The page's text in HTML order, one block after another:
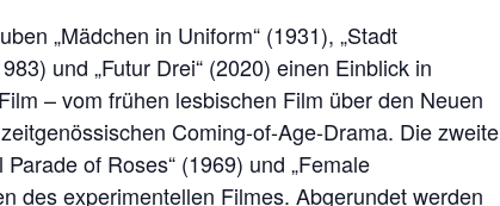
„Mädchen in Uniform“ (1931), „Stadt
und „Futur Drei“ (2020) einen Einblick in
– vom frühen lesbischen Film über den Neuen
Coming-of-Age-Drama. Die zweite
of Roses“ (1969) und „Female
des experimentellen Filmes. Abgerundet werden